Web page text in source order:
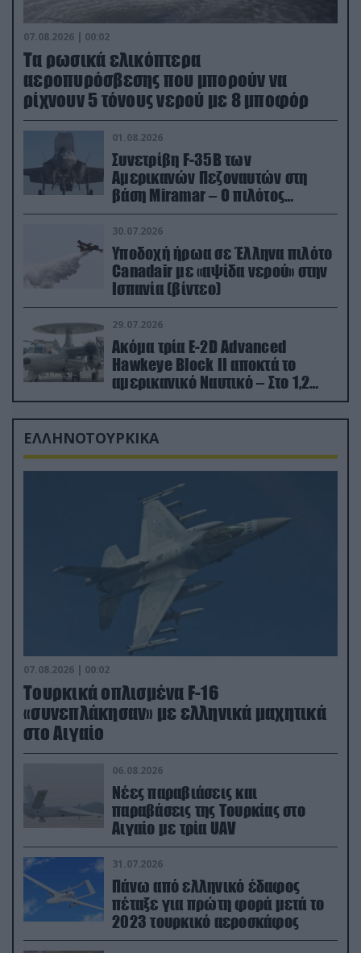
07.08.2026 | 00:02
Τα ρωσικά ελικόπτερα
αεροπυρόσβεσης που μπορούν να
ρίχνουν 5 τόνους νερού με 8 μποφόρ
01.08.2026
Συνετρίβη F-35B των
Αμερικανών Πεζοναυτών στη
βάση Miramar – Ο πιλότος
εκτινάχθηκε εγκαίρως
30.07.2026
Υποδοχή ήρωα σε Έλληνα πιλότο
Canadair με «αψίδα νερού» στην
Ισπανία (βίντεο)
29.07.2026
Ακόμα τρία E-2D Advanced
Hawkeye Block II αποκτά το
αμερικανικό Ναυτικό – Στο 1,2
δισ.δολάρια το κόστος
ΕΛΛΗΝΟΤΟΥΡΚΙΚΑ
07.08.2026 | 00:02
Τουρκικά οπλισμένα F-16
«συνεπλάκησαν» με ελληνικά μαχητικά
στο Αιγαίο
06.08.2026
Νέες παραβιάσεις και
παραβάσεις της Τουρκίας στο
Αιγαίο με τρία UAV
31.07.2026
Πάνω από ελληνικό έδαφος
πέταξε για πρώτη φορά μετά το
2023 τουρκικό αεροσκάφος